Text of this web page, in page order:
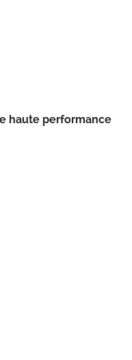
haute performance